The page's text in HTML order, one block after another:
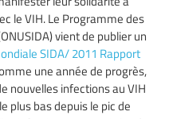
le VIH. Le Programme des
vient de publier un
SIDA/ 2011 Rapport
une année de progrès,
nouvelles infections au VIH
plus bas depuis le pic de